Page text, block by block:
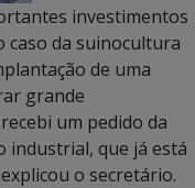
investimentos
caso da suinocultura
de uma
grande
um pedido da
industrial, que já está
o secretário.